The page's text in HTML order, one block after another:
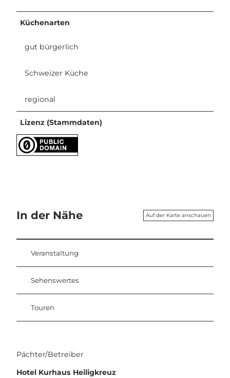
Küchenarten
gut bürgerlich
Schweizer Küche
regional
Lizenz (Stammdaten)
In der Nähe Auf der Karte anschauen
Veranstaltung
Sehenswertes
Touren
Pächter/Betreiber
Hotel Kurhaus Heiligkreuz